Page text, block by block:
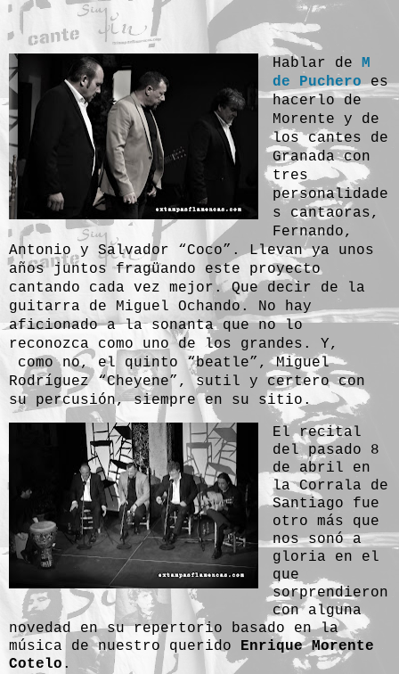
Hablar de
M
de Pucheroes
hacerlo de
Morente y de
los cantes de
Granada con
tres
personalidade
s cantaoras,
Fernando,
Antonio y Salvador “Coco”. Llevan ya unos
años juntos fragüando este proyecto
cantando cada vez mejor. Que decir de la
guitarra de Miguel Ochando. No hay
aficionado a la sonanta que no lo
reconozca como uno de los grandes. Y,
como no, el quinto “beatle”, Miguel
Rodríguez “Cheyene”, sutil y certero con
su percusión, siempre en su sitio.
El recital
del pasado 8
de abril en
la Corrala de
Santiago fue
otro más que
nos sonó a
gloria en el
que
sorprendieron
con alguna
novedad en su repertorio basado en la
música de nuestro querido Enrique Morente
Cotelo .